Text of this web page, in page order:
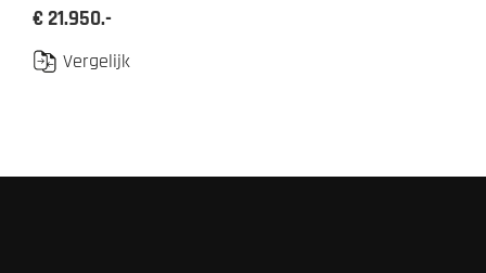
€ 21.950.-
Vergelijk